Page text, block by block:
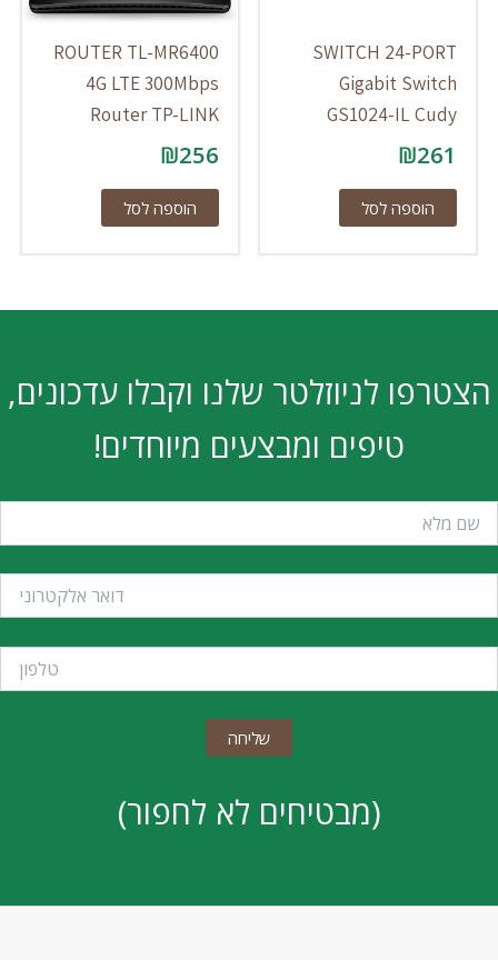
SWITCH 24-PORT
Gigabit Switch
GS1024-IL Cudy
₪261
הוספה לסל
ROUTER TL-MR6400
4G LTE 300Mbps
Router TP-LINK
₪256
הוספה לסל
הצטרפו לניוזלטר שלנו וקבלו עדכונים,
טיפים ומבצעים מיוחדים!
(מבטיחים לא לחפור)